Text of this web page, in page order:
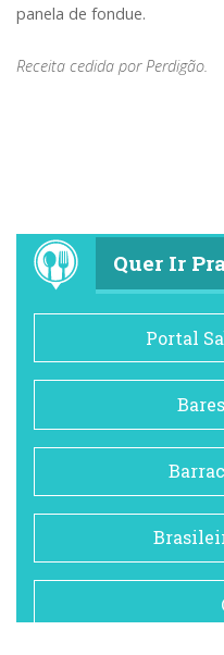
panela de fondue.
Receita cedida por Perdigão.
Quer Ir
Portal